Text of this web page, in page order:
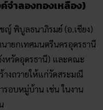
ำลองทองเหลือง)
พิบูลธนาภิรมย์ (อ.เชียง)
ยกเทศมนตรีนครอุดรธานี
หวัดอุดรธานี) และคณะ
างถวายให้แก่วัดสระมณี
รอบหมู่บ้าน เช่น ในงาน